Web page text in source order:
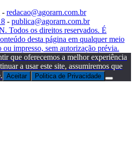
- redacao@agorarn.com.br
- publica@agorarn.com.br
Todos os direitos reservados. É
desta página em qualquer meio
impresso, sem autorização prévia.
que oferecemos a melhor experiência
a usar este site, assumiremos que
Aceitar Politica de Privacidade